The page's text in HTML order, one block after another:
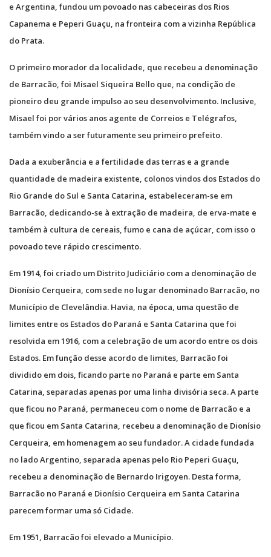
e Argentina, fundou um povoado nas cabeceiras dos Rios
Capanema e Peperi Guaçu, na fronteira com a vizinha República
do Prata.
O primeiro morador da localidade, que recebeu a denominação
de Barracão, foi Misael Siqueira Bello que, na condição de
pioneiro deu grande impulso ao seu desenvolvimento. Inclusive,
Misael foi por vários anos agente de Correios e Telégrafos,
também vindo a ser futuramente seu primeiro prefeito.
Dada a exuberância e a fertilidade das terras e a grande
quantidade de madeira existente, colonos vindos dos Estados do
Rio Grande do Sul e Santa Catarina, estabeleceram-se em
Barracão, dedicando-se à extração de madeira, de erva-mate e
também à cultura de cereais, fumo e cana de açúcar, com isso o
povoado teve rápido crescimento.
Em 1914, foi criado um Distrito Judiciário com a denominação de
Dionísio Cerqueira, com sede no lugar denominado Barracão, no
Município de Clevelândia. Havia, na época, uma questão de
limites entre os Estados do Paraná e Santa Catarina que foi
resolvida em 1916, com a celebração de um acordo entre os dois
Estados. Em função desse acordo de limites, Barracão foi
dividido em dois, ficando parte no Paraná e parte em Santa
Catarina, separadas apenas por uma linha divisória seca. A parte
que ficou no Paraná, permaneceu com o nome de Barracão e a
que ficou em Santa Catarina, recebeu a denominação de Dionísio
Cerqueira, em homenagem ao seu fundador. A cidade fundada
no lado Argentino, separada apenas pelo Rio Peperi Guaçu,
recebeu a denominação de Bernardo Irigoyen. Desta forma,
Barracão no Paraná e Dionísio Cerqueira em Santa Catarina
parecem formar uma só Cidade.
Em 1951, Barracão foi elevado a Município.